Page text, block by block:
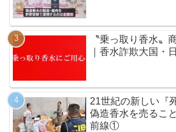
〝乗っ取り香水〟
｜香水詐欺大国・
21世紀の新しい『
偽造香水を売るこ
前線①